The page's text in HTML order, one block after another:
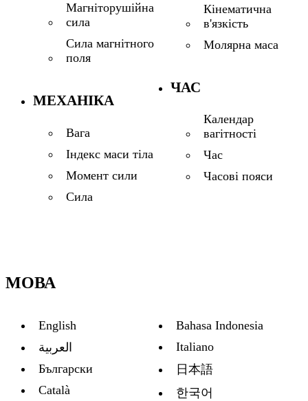
Магніторушійна
сила
Сила магнітного
поля
МЕХАНІКА
Вага
Індекс маси тіла
Момент сили
Сила
Кінематична
в'язкість
Молярна маса
ЧАС
Календар
вагітності
Час
Часові пояси
МОВА
English
العربية
Български
Català
Bahasa Indonesia
Italiano
日本語
한국어